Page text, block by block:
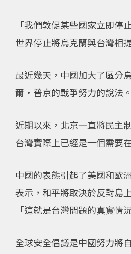
「我們敦促某些國家立即
世界停止將烏克蘭與台灣相
最近幾天，中國加大了區分
爾·普京的戰爭努力的說法
近期以來，北京一直將民主
台灣實際上已經是一個需要
中國的表態引起了美國和歐
表示，和平將取決於反對島
「這就是台灣問題的真實情況
全球安全倡議是中國努力將